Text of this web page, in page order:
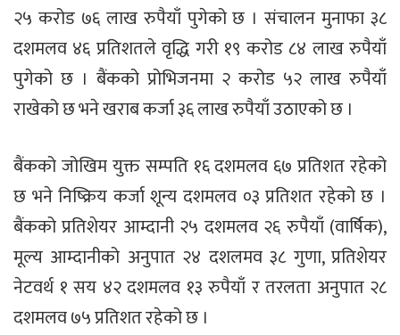
२५ करोड ७६ लाख रुपैयाँ पुगेको छ । संचालन मुनाफा ३८
दशमलव ४६ प्रतिशतले वृद्धि गरी १९ करोड ८४ लाख रुपैयाँ
पुगेको छ । बैंकको प्रोभिजनमा २ करोड ५२ लाख रुपैयाँ
राखेको छ भने खराब कर्जा ३६ लाख रुपैयाँ उठाएको छ ।
बैंकको जोखिम युक्त सम्पति १६ दशमलव ६७ प्रतिशत रहेको
छ भने निष्क्रिय कर्जा शून्य दशमलव ०३ प्रतिशत रहेको छ ।
बैंकको प्रतिशेयर आम्दानी २५ दशमलव २६ रुपैयाँ (वार्षिक),
मूल्य आम्दानीको अनुपात २४ दशलमव ३८ गुणा, प्रतिशेयर
नेटवर्थ १ सय ४२ दशमलव १३ रुपैयाँ र तरलता अनुपात २८
दशमलव ७५ प्रतिशत रहेको छ ।